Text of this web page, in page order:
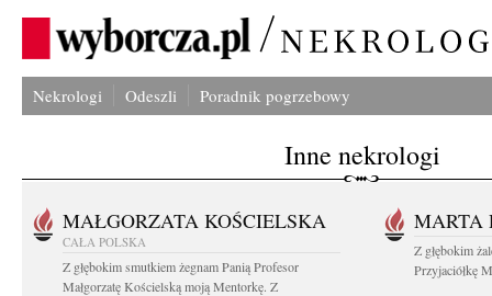
Nekrologi Odeszli Poradnik pogrzebowy
Inne nekrologi
MAŁGORZATA KOŚCIELSKA
CAŁA POLSKA
Z głębokim smutkiem żegnam Panią Profesor
Małgorzatę Kościelską moją Mentorkę. Z
MARTA
Z głębokim
Przyjaciółkę